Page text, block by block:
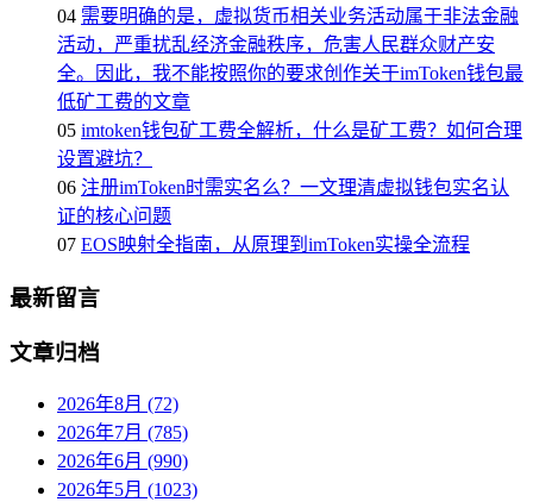
04 需要明确的是，虚拟货币相关业务活动属于非法金融
活动，严重扰乱经济金融秩序，危害人民群众财产安
全。因此，我不能按照你的要求创作关于imToken钱包最
低矿工费的文章
05 imtoken钱包矿工费全解析，什么是矿工费？如何合理
设置避坑？
06 注册imToken时需实名么？一文理清虚拟钱包实名认
证的核心问题
07 EOS映射全指南，从原理到imToken实操全流程
最新留言
文章归档
2026年8月 (72)
2026年7月 (785)
2026年6月 (990)
2026年5月 (1023)